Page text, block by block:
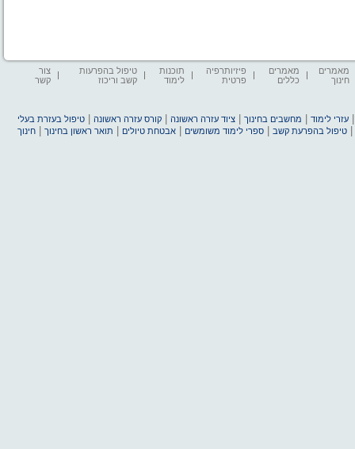
מאמרים
חינוך
מאמרים
כללים
פיזיותרפיה
פרטית
תוכנות
לימוד
טיפול בהפרעות
קשב וריכוז
צור
קשר
עזרי לימוד מחשבים בחינוך |ציוד עזרה ראשונה |קורס עזרה ראשונה |טיפול בעזרת בעלי
|טיפול בהפרעת קשב |ספרי לימוד משומשים |אבטחת טיולים תואר ראשון בחינוך |חינוך